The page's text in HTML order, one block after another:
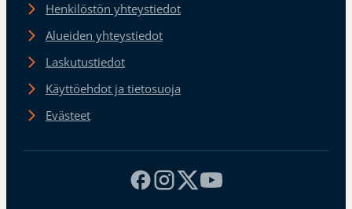
Henkilöstön yhteystiedot
Alueiden yhteystiedot
Laskutustiedot
Käyttöehdot ja tietosuoja
Evästeet